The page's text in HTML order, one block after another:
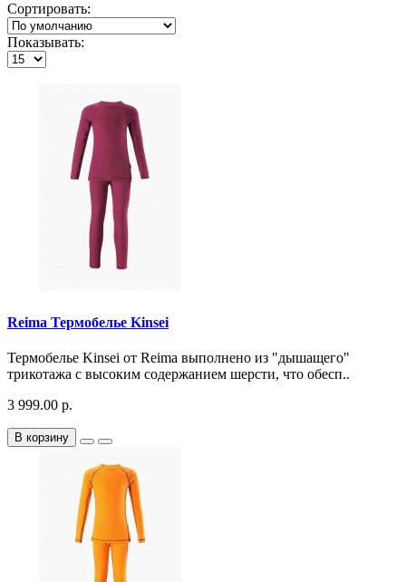
Сортировать:
Показывать:
Reima Термобелье Kinsei
Термобелье Kinsei от Reima выполнено из "дышащего"
трикотажа с высоким содержанием шерсти, что обесп..
3 999.00 р.
В корзину